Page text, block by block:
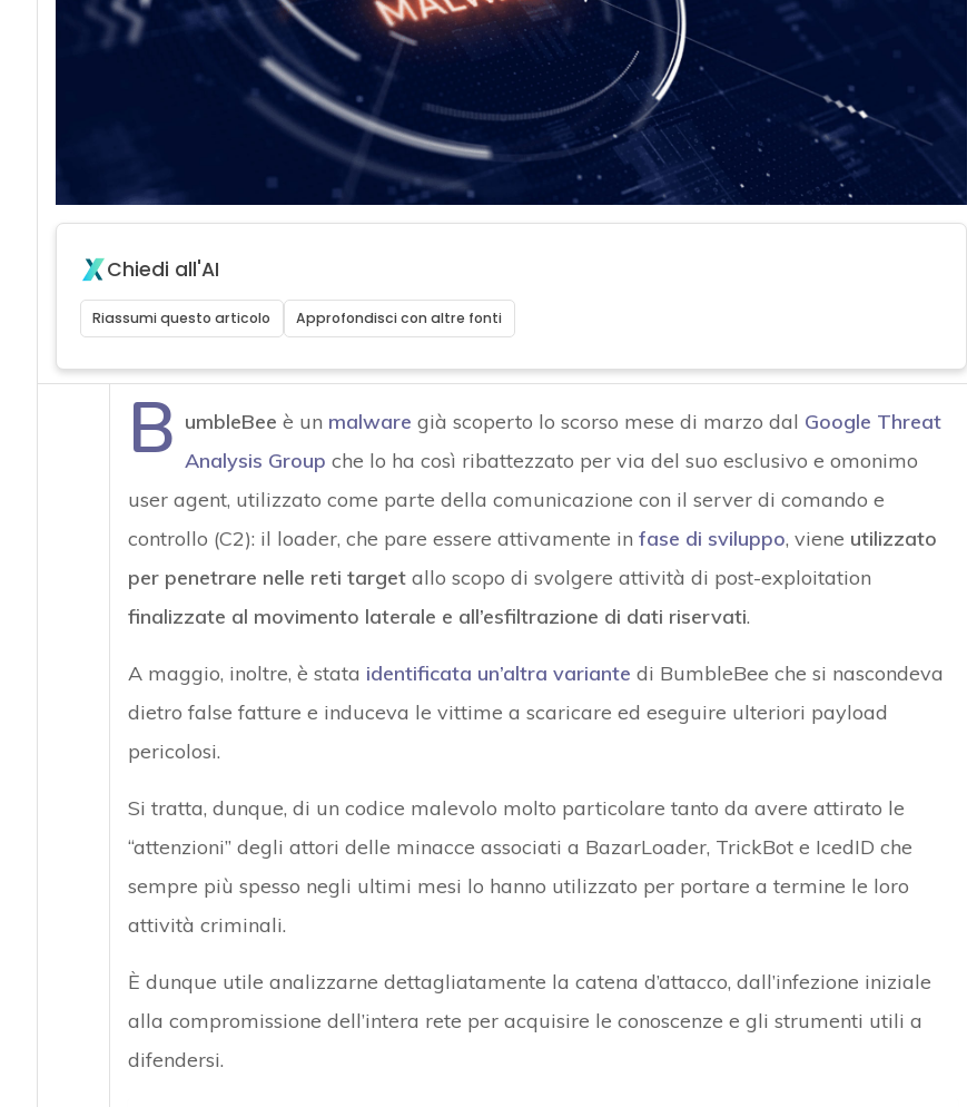
Chiedi all'AI
Riassumi questo articolo Approfondisci con altre fonti
B umbleBee è un malware già scoperto lo scorso mese di marzo dal Google Threat
Analysis Group che lo ha così ribattezzato per via del suo esclusivo e omonimo
user agent, utilizzato come parte della comunicazione con il server di comando e
controllo (C2): il loader, che pare essere attivamente in fase di sviluppo, viene utilizzato
per penetrare nelle reti targetallo scopo di svolgere attività di post-exploitation
finalizzate al movimento laterale e all’esfiltrazione di dati riservati.
A maggio, inoltre, è stata identificata un’altra variante di BumbleBee che si nascondeva
dietro false fatture e induceva le vittime a scaricare ed eseguire ulteriori payload
pericolosi.
Si tratta, dunque, di un codice malevolo molto particolare tanto da avere attirato le
“attenzioni” degli attori delle minacce associati a BazarLoader, TrickBot e IcedID che
sempre più spesso negli ultimi mesi lo hanno utilizzato per portare a termine le loro
attività criminali.
È dunque utile analizzarne dettagliatamente la catena d’attacco, dall’infezione iniziale
alla compromissione dell’intera rete per acquisire le conoscenze e gli strumenti utili a
difendersi.
Attacchi hacker e Malware: le ultime news in tempo reale e gli approfondimenti